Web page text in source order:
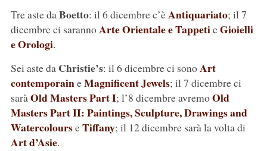
Tre aste daBoetto: il 6 dicembre c’èAntiquariato; il 7
dicembre ci sarannoArte Orientale e TappetieGioielli
e Orologi.
Sei aste da Christie’s: il 6 dicembre ci sonoArt
contemporaineMagnificent Jewels; il 7 dicembre ci
saràOld Masters Part I; l’8 dicembre avremoOld
Masters Part II: Paintings, Sculpture, Drawings and
WatercolourseTiffany; il 12 dicembre sarà la volta di
Art d’Asie.